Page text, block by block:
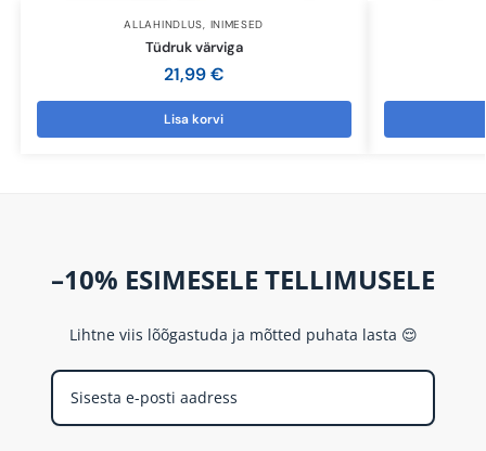
ALLAHINDLUS, INIMESED
Tüdruk värviga
21,99€
Lisa korvi
–10% ESIMESELE TELLIMUSELE
Lihtne viis lõõgastuda ja mõtted puhata lasta 😌